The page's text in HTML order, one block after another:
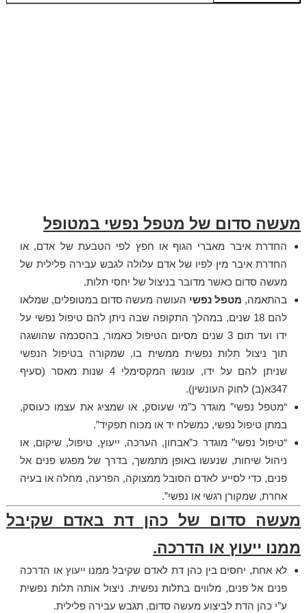
מעשה סדום של מטפל נפשי במטופל
החדרת איבר מאברי הגוף או חפץ לפי הטבעת של אדם, או
החדרת איבר מין לפיו של אדם עלולה לגבש עבירה פלילית של
מעשה סדום כאשר מדובר בניצול של יחסי תלות.
בהתאמה, מטפל נפשי העושה מעשה סדום במטופלים, שמלאו
להם 18 שנים, במהלך התקופה שבה ניתן להם טיפול נפשי על
ידו ועד תום 3 שנים מסיום הטיפול כאמור, בהסכמה שהושגה
תוך ניצול תלות נפשית ממשית בו, שמקורה בטיפול הנפשי
שניתן להם על ידו, עונשו המקסימלי 4 שנות מאסר (סעיף
347א(ב) לחוק העונשין).
“מטפל נפשי” מוגדר כ”מי שעוסק, או שמציג את עצמו כעוסק,
במתן טיפול נפשי, כמשלח יד או מכוח תפקיד”.
“טיפול נפשי” מוגדר כ”אבחון, הערכה, ייעוץ, טיפול, שיקום, או
ניהול שיחות, שנעשו באופן מתמשך, בדרך של מפגש פנים אל
פנים, כדי לסייע לאדם הסובל ממצוקה, הפרעה, מחלה או בעיה
אחרת, שמקורן רגשי או נפשי”.
מעשה סדום של כהן דת באדם שקיבל
ממנו ייעוץ או הדרכה.
לא אחת, יחסים בין כהן דת לאדם שקיבל ממנו ייעוץ או הדרכה
פנים אל פנים, מלווים בתלות נפשית. ניצול אותה תלות נפשית
ע”י כהן הדת לביצוע מעשה סדום, תגבש עבירה פלילית.